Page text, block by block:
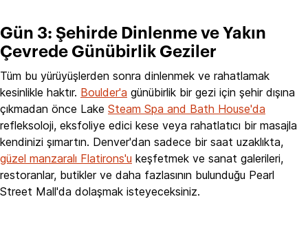
Gün 3: Şehirde Dinlenme ve Yakın
Çevrede Günübirlik Geziler
Tüm bu yürüyüşlerden sonra dinlenmek ve rahatlamak
kesinlikle haktır. Boulder'a günübirlik bir gezi için şehir dışına
çıkmadan önce Lake Steam Spa and Bath House'da
refleksoloji, eksfoliye edici kese veya rahatlatıcı bir masajla
kendinizi şımartın. Denver'dan sadece bir saat uzaklıkta,
güzel manzaralı Flatirons'u keşfetmek ve sanat galerileri,
restoranlar, butikler ve daha fazlasının bulunduğu Pearl
Street Mall'da dolaşmak isteyeceksiniz.